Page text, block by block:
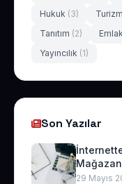
Hukuk (3) Turizm
Tanıtım (2) Emlak
Yayıncılık (1)
Son Yazılar
29 Mayıs